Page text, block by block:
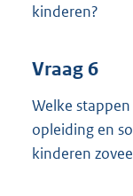
kinderen?
Vraag 6
Welke
opleiding en
kinderen